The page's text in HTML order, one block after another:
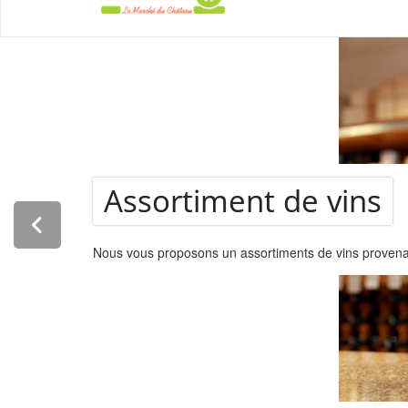
Assortiment de vins
Nous vous proposons un assortiments de vins